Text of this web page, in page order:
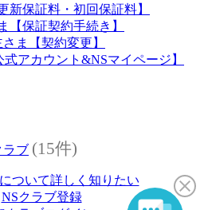
新保証料・初回保証料】
【保証契約手続き】
ま【契約変更】
アカウント&NSマイページ】
ラブ (15件)
ついて詳しく知りたい
NSクラブ登録